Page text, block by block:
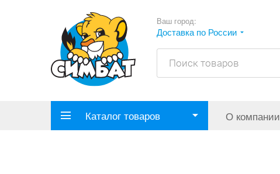
Ваш город:
Доставка по России
Каталог товаров О компании